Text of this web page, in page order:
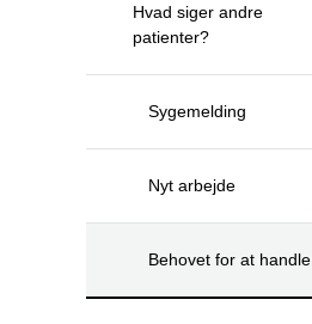
Hvad siger andre
patienter?
Sygemelding
Nyt arbejde
Behovet for at handle